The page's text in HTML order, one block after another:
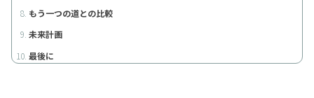
もう一つの道との比較
未来計画
最後に